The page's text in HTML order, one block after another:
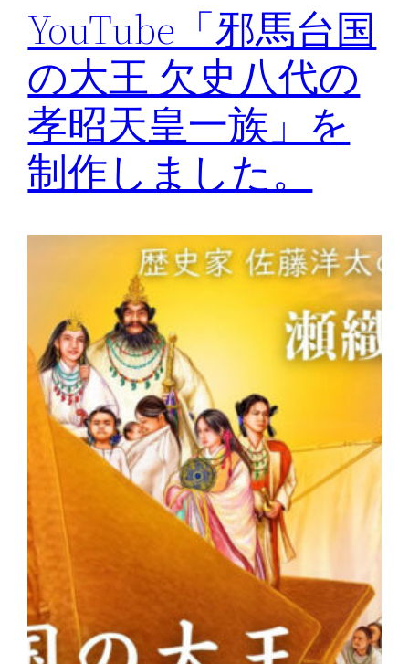
YouTube「邪馬台国
の大王 欠史八代の
孝昭天皇一族」を
制作しました。